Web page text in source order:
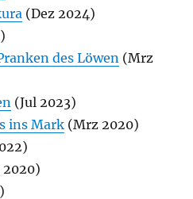
(Dez 2024)
des Löwen (Mrz
(Jul 2023)
ins Mark (Mrz 2020)
2020)